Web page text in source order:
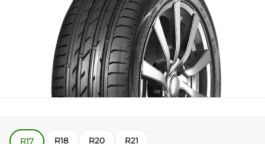
R17 R18 R20 R21